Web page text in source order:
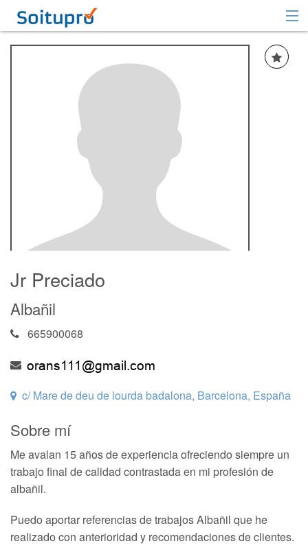
Recomendar
Registrarse
Iniciar sesión
Jr Preciado
Albañil
665900068
c/ Mare de deu de lourda badalona, Barcelona, España
Sobre mí
Me avalan 15 años de experiencia ofreciendo siempre un
trabajo final de calidad contrastada en mi profesión de
albañil.
Puedo aportar referencias de trabajos Albañil que he
realizado con anterioridad y recomendaciones de clientes.